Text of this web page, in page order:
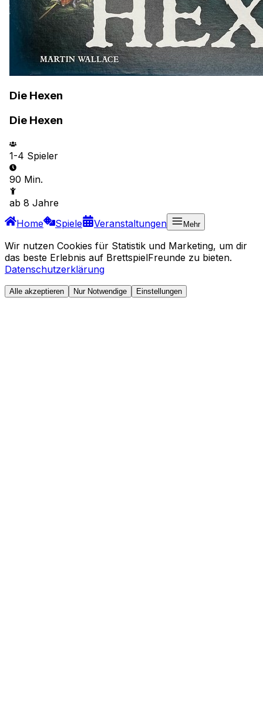
Die Hexen
Die Hexen
1-4 Spieler
90 Min.
ab 8 Jahre
Home
Spiele Veranstaltungen Mehr
Wir nutzen Cookies für Statistik und Marketing, um dir
das beste Erlebnis auf BrettspielFreunde zu bieten.
Datenschutzerklärung
Alle akzeptieren Nur Notwendige Einstellungen